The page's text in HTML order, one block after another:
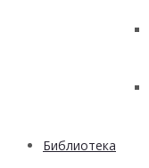
Библиотека